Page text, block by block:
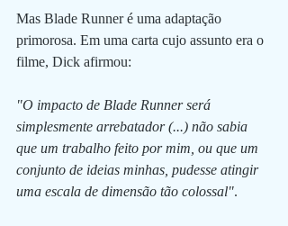
Mas Blade Runner é uma adaptação
primorosa. Em uma carta cujo assunto era o
filme, Dick afirmou:
"O impacto de Blade Runner será
simplesmente arrebatador (...) não sabia
que um trabalho feito por mim, ou que um
conjunto de ideias minhas, pudesse atingir
uma escala de dimensão tão colossal".